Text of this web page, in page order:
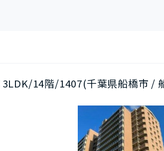
3LDK/14階/1407(千葉県船橋市 /